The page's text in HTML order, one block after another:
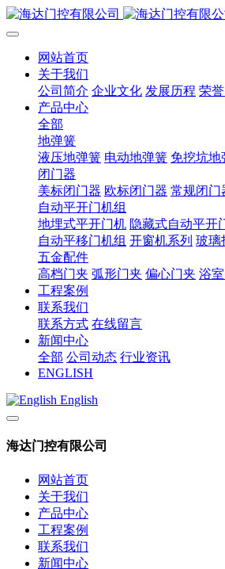
网站首页
关于我们
公司简介 企业文化 发展历程 荣
产品中心
全部
地弹簧
液压地弹簧 电动地弹簧 免挖坑地
闭门器
美标闭门器 欧标闭门器 常规闭门
自动平开门机组
地埋式平开门机 隐藏式自动平开
自动平移门机组 开窗机系列 玻璃
五金配件
高档门夹 弧形门夹 偏心门夹 浴
工程案例
联系我们
联系方式 在线留言
新闻中心
全部 公司动态 行业资讯
ENGLISH
English
海达门控有限公司
网站首页
关于我们
产品中心
工程案例
联系我们
新闻中心